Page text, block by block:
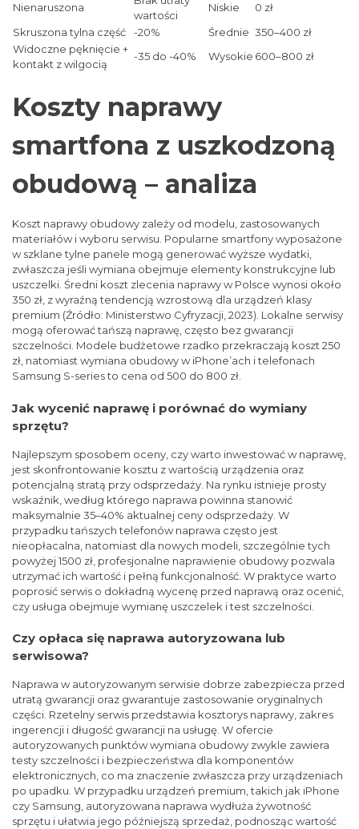
Nienaruszona
wartości
Niskie
0 zł
Skruszona tylna część
-20% Średnie 350–400 zł
Widoczne pęknięcie +
kontakt z wilgocią
-35 do -40% Wysokie 600–800 zł
Koszty naprawy
smartfona z uszkodzoną
obudową – analiza
Koszt naprawy obudowy zależy od modelu, zastosowanych
materiałów i wyboru serwisu. Popularne smartfony wyposażone
w szklane tylne panele mogą generować wyższe wydatki,
zwłaszcza jeśli wymiana obejmuje elementy konstrukcyjne lub
uszczelki. Średni koszt zlecenia naprawy w Polsce wynosi około
350 zł, z wyraźną tendencją wzrostową dla urządzeń klasy
premium (Źródło: Ministerstwo Cyfryzacji, 2023). Lokalne serwisy
mogą oferować tańszą naprawę, często bez gwarancji
szczelności. Modele budżetowe rzadko przekraczają koszt 250
zł, natomiast wymiana obudowy w iPhone’ach i telefonach
Samsung S-series to cena od 500 do 800 zł.
Jak wycenić naprawę i porównać do wymiany
sprzętu?
Najlepszym sposobem oceny, czy warto inwestować w naprawę,
jest skonfrontowanie kosztu z wartością urządzenia oraz
potencjalną stratą przy odsprzedaży. Na rynku istnieje prosty
wskaźnik, według którego naprawa powinna stanowić
maksymalnie 35–40% aktualnej ceny odsprzedaży. W
przypadku tańszych telefonów naprawa często jest
nieopłacalna, natomiast dla nowych modeli, szczególnie tych
powyżej 1500 zł, profesjonalne naprawienie obudowy pozwala
utrzymać ich wartość i pełną funkcjonalność. W praktyce warto
poprosić serwis o dokładną wycenę przed naprawą oraz ocenić,
czy usługa obejmuje wymianę uszczelek i test szczelności.
Czy opłaca się naprawa autoryzowana lub
serwisowa?
Naprawa w autoryzowanym serwisie dobrze zabezpiecza przed
utratą gwarancji oraz gwarantuje zastosowanie oryginalnych
części. Rzetelny serwis przedstawia kosztorys naprawy, zakres
ingerencji i długość gwarancji na usługę. W ofercie
autoryzowanych punktów wymiana obudowy zwykle zawiera
testy szczelności i bezpieczeństwa dla komponentów
elektronicznych, co ma znaczenie zwłaszcza przy urządzeniach
po upadku. W przypadku urządzeń premium, takich jak iPhone
czy Samsung, autoryzowana naprawa wydłuża żywotność
sprzętu i ułatwia jego późniejszą sprzedaż, podnosząc wartość